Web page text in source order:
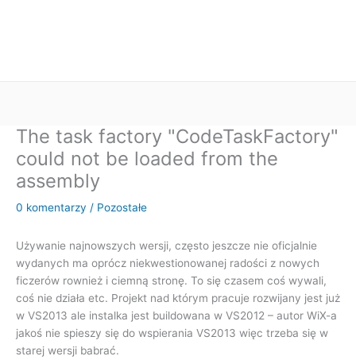
The task factory "CodeTaskFactory"
could not be loaded from the
assembly
0 komentarzy / Pozostałe
Używanie najnowszych wersji, często jeszcze nie oficjalnie
wydanych ma oprócz niekwestionowanej radości z nowych
ficzerów rownież i ciemną stronę. To się czasem coś wywali,
coś nie działa etc. Projekt nad którym pracuje rozwijany jest już
w VS2013 ale instalka jest buildowana w VS2012 – autor WiX-a
jakoś nie spieszy się do wspierania VS2013 więc trzeba się w
starej wersji babrać.